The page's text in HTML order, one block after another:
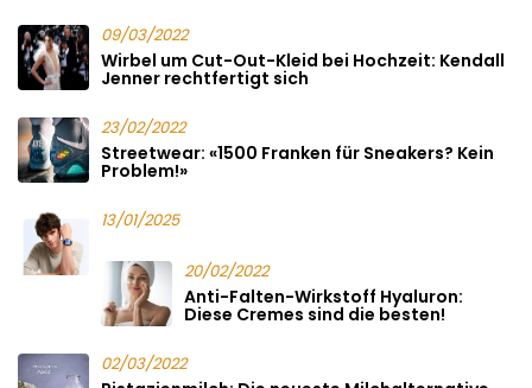
09/03/2022
Wirbel um Cut-Out-Kleid bei Hochzeit: Kendall
Jenner rechtfertigt sich
23/02/2022
Streetwear: «1500 Franken für Sneakers? Kein
Problem!»
13/01/2025
20/02/2022
Anti-Falten-Wirkstoff Hyaluron:
Diese Cremes sind die besten!
02/03/2022